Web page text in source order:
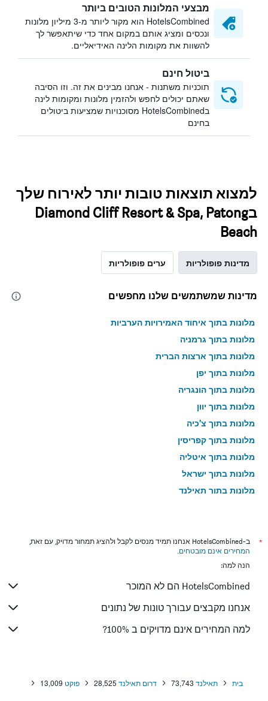
מבצעי המלונות הטובים ביותר
HotelsCombined הוא מקור ליותר מ-3 מיליון מלונות
ונכסים ומציג אותם במקום אחד כדי שיתאפשר לך
להשוות את מקומות הלינה האידיאליים.
ביטול חינם
תוכניות משתנות - אנחנו מבינים את זה. וזו הסיבה
שאתם יכולים לחפש ולהזמין מלונות ומקומות לינה
בHotelsCombined מסוכנויות שמציעות ביטולים
בחינם
למצוא תוצאות טובות יותר לאירוח שלך
בDiamond Cliff Resort & Spa, Patong
Beach
מדינות פופולריות ערים פופולריות
מדינות שמשתמשים שלנו מחפשים
מלונות בתוך איחוד האמירויות הערביות
מלונות בתוך גרמניה
מלונות בתוך ארצות הברית
מלונות בתוך יפן
מלונות בתוך הונגריה
מלונות בתוך יוון
מלונות בתוך צ'כיה
מלונות בתוך קפריסין
מלונות בתוך איטליה
מלונות בתוך ישראל
מלונות בתוך תאילנד
*
ב-HotelsCombined אנחנו תמיד מנסים לקבל ולהציג תמחור מדויק, עם זאת,
המחירים אינם מובטחים.
הנה למה:
HotelsCombined הם לא המוכר
אנחנו מקבצים עבורך טונות של נתונים
למה המחירים אינם מדויקים ב 100%?
בית תאילנד 73,743 דרום תאילנד 28,525 פוקט 13,009